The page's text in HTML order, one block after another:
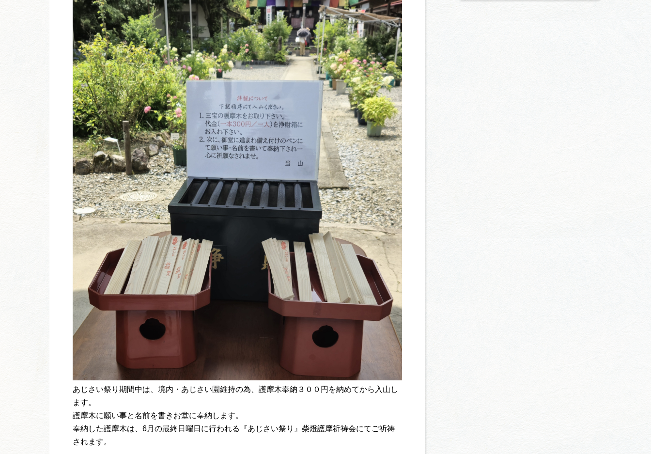
あじさい祭り期間中は、境内・あじさい園維持の為、護摩木奉納３００円を納めてから入山し
ます。
護摩木に願い事と名前を書きお堂に奉納します。
奉納した護摩木は、6月の最終日曜日に行われる『あじさい祭り』柴燈護摩祈祷会にてご祈祷
されます。